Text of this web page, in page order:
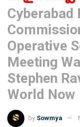
Cyberabad
Operative
Meeting
Stephen
World Now
by Sowmya